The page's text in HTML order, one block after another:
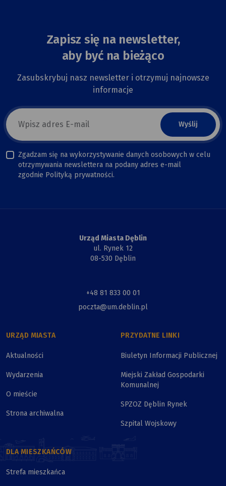
Zapisz się na newsletter,
aby być na bieżąco
Zasubskrybuj nasz newsletter i otrzymuj najnowsze
informacje
E-
mail
newsletter
Zgadzam się na wykorzystywanie danych osobowych w celu
otrzymywania newslettera na podany adres e-mail
zgodnie Polityką prywatności.
Urząd Miasta Dęblin
ul. Rynek 12
08-530 Dęblin
+48 81 833 00 01
poczta@um.deblin.pl
URZĄD MIASTA
Aktualności
Wydarzenia
O mieście
Strona archiwalna
PRZYDATNE LINKI
Biuletyn Informacji Publicznej
Miejski Zakład Gospodarki
Komunalnej
SPZOZ Dęblin Rynek
Szpital Wojskowy
DLA MIESZKAŃCÓW
Strefa mieszkańca